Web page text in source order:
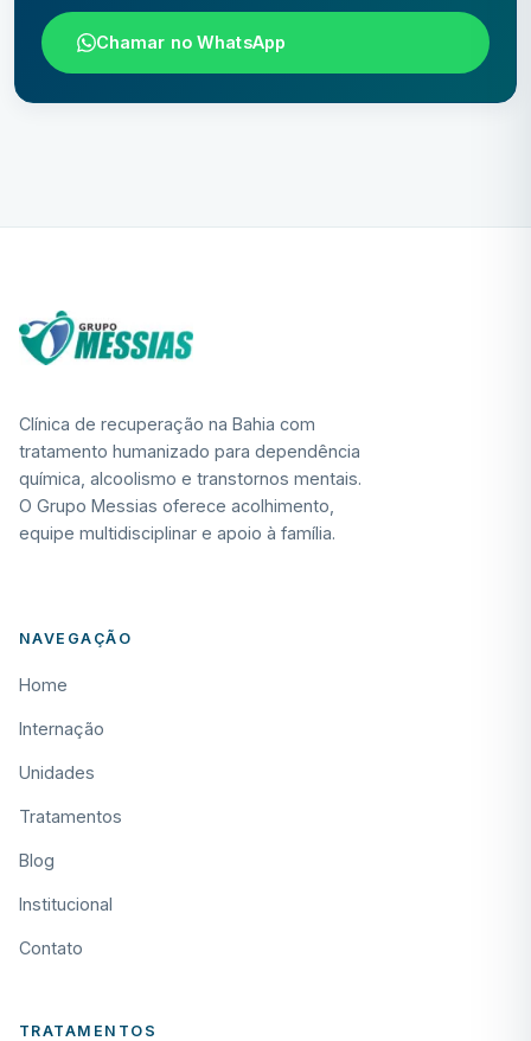
Chamar no WhatsApp
Clínica de recuperação na Bahia com
tratamento humanizado para dependência
química, alcoolismo e transtornos mentais.
O Grupo Messias oferece acolhimento,
equipe multidisciplinar e apoio à família.
NAVEGAÇÃO
Home
Internação
Unidades
Tratamentos
Blog
Institucional
Contato
TRATAMENTOS